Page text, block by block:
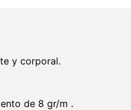
y corporal.
de 8 gr/m .